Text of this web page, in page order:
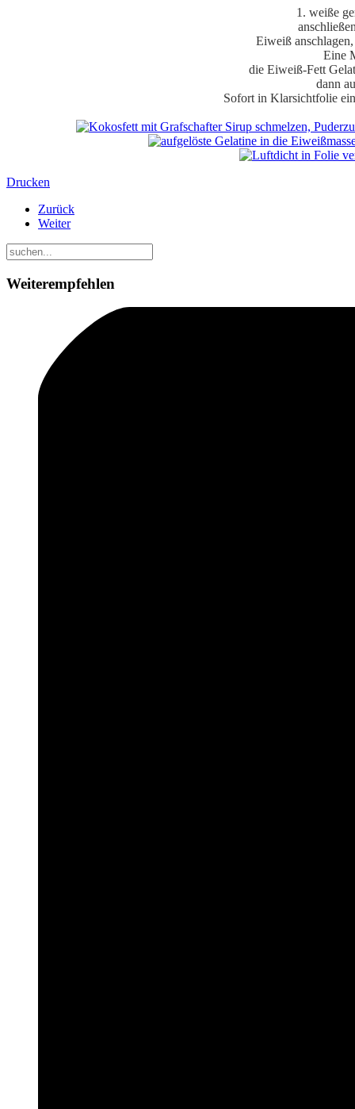
1. weiße
Eiweiß
Eine
die Eiweiß-Fett
dann
Sofort in Klarsichtfolie
Drucken
Zurück
Weiter
Weiterempfehlen